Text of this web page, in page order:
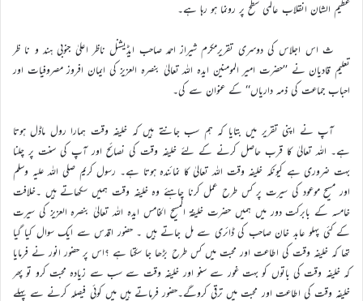
عظیم الشان انقلاب عالمی سطح پر رونما ہو رہا ہے۔
ث اس اجلاس کی دوسری تقریرمکرم شیراز احمد صاحب ایڈیشنل ناظر اعلیٰ جنوبی ہند و نا ظر
تعلیم قادیان نے ’’حضرت امیر المومنین ایدہ اللہ تعالیٰ بنصرہ العزیز کی ایمان افروز مصروفیات اور
احباب جماعت کی ذمہ داریاں‘‘ کے عنوان سے کی۔
آپ نے اپنی تقریر میں بتایا کہ ہم سب جانتے ہیں کہ خلیفہ وقت ہمارا رول ماڈل ہوتا
ہے۔ اللہ تعالیٰ کا قرب حاصل کرنے کے لئے خلیفہ وقت کی نصائح اور آپ کی سنت پر چلنا
بہت ضروری ہے کیونکہ خلیفہ وقت اللہ تعالیٰ کا نمائندہ ہوتا ہے۔ رسول کریم صلی اللہ علیہ وسلم
اور مسیح موعود کی سیرت پر کس طرح عمل کرنا چاہئے وہ خلیفہ وقت ہمیں سکھاتے ہیں ۔خلافت
خامسہ کے بابرکت دور میں ہمیں حضرت خلیفۃ المسیح الخامس ایدہ اللہ تعالیٰ بنصرہ العزیز کی سیرت
کے کئی پہلو عابد خان صاحب کی ڈائری سے مل جاتے ہیں ۔ حضور اقدس سے ایک سوال کیا گیا
تھا کہ خلیفہ وقت کی اطاعت اور محبت میں کس طرح بڑھا جا سکتا ہے ؟اس پر حضور انور نے فرمایا
کہ خلیفہ وقت کی باتوں کو بہت غور سے سنو اور خلیفہ وقت سے سب سے زیادہ محبت کرو تو پھر
خلیفہ وقت کی اطاعت اور محبت میں ترقی کروگے۔حضور فرماتے ہیں میں کوئی فیصلہ کرنے سے پہلے